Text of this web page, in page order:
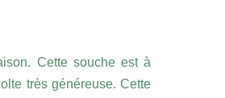
Cette souche est à
très généreuse. Cette